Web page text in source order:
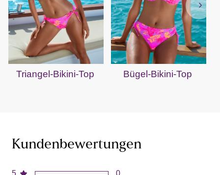
Triangel-Bikini-Top Bügel-Bikini-Top
Kundenbewertungen